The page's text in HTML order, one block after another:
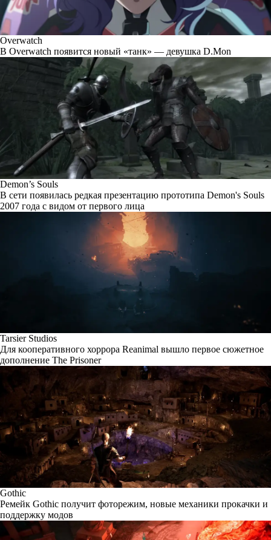
Overwatch
В Overwatch появится новый «танк» — девушка D.Mon
Demon’s Souls
В сети появилась редкая презентацию прототипа Demon's Souls
2007 года с видом от первого лица
Tarsier Studios
Для кооперативного хоррора Reanimal вышло первое сюжетное
дополнение The Prisoner
Gothic
Ремейк Gothic получит фоторежим, новые механики прокачки и
поддержку модов